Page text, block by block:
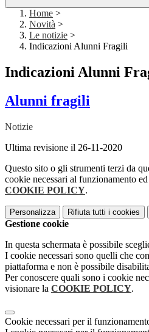
Home >
Novità >
Le notizie >
Indicazioni Alunni Fragili
Indicazioni Alunni
Alunni fragili
Notizie
Ultima revisione il 26-11-2020
Questo sito o gli strumenti terzi da
cookie necessari al funzionamento
COOKIE POLICY.
Personalizza Rifiuta tutti i cookies
Gestione cookie
In questa schermata è possibile
I cookie necessari sono quelli che
piattaforma e non è possibile
Per conoscere quali sono i cookie
visionare la COOKIE POLICY.
Cookie necessari per il